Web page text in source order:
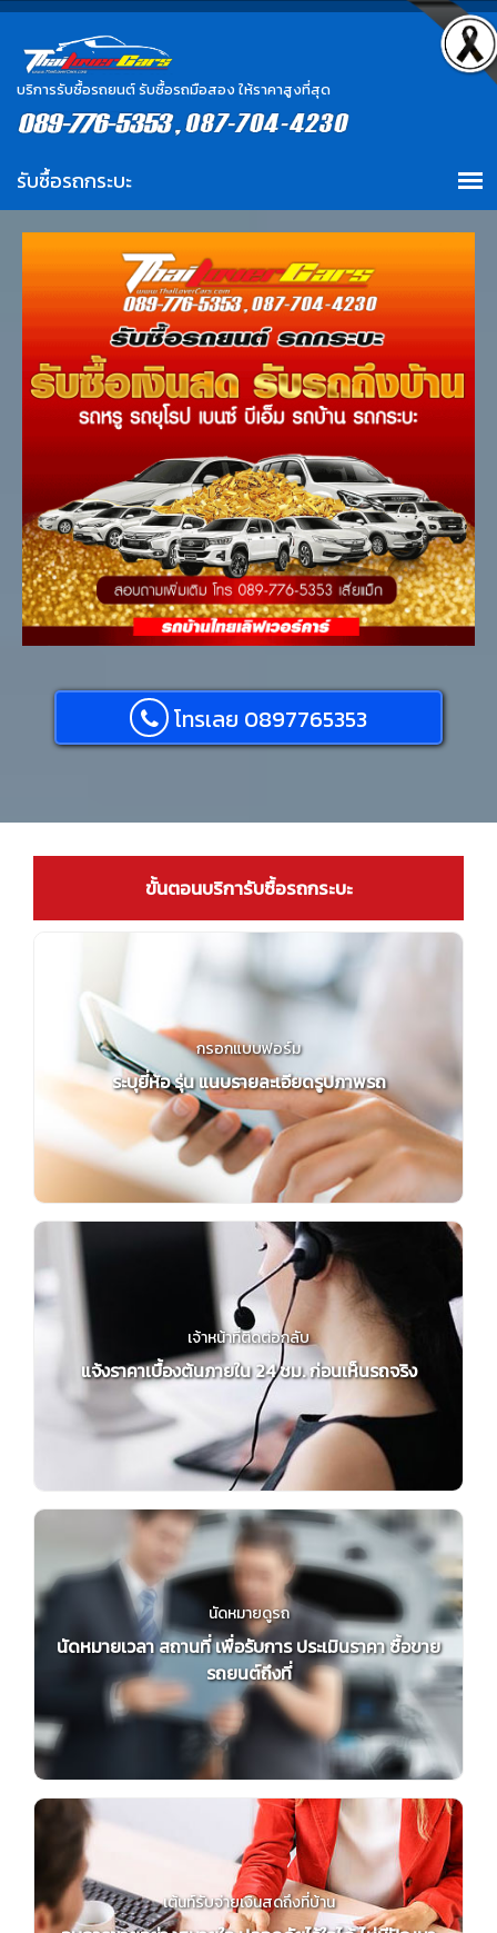
บริการรับซื้อรถยนต์ รับซื้อรถมือสอง ให้ราคาสูงที่สุด
โทรเลย 0897765353
ขั้นตอนบริการับซื้อรถกระบะ
กรอกแบบฟอร์ม
ระบุยี่ห้อ รุ่น แนบรายละเอียดรูปภาพรถ
เจ้าหน้าที่ติดต่อกลับ
แจ้งราคาเบื้องต้นภายใน 24 ชม. ก่อนเห็นรถจริง
นัดหมายดูรถ
นัดหมายเวลา สถานที่ เพื่อรับการ ประเมินราคา ซื้อขาย
รถยนต์ถึงที่
เต้นท์รับจ่ายเงินสดถึงที่บ้าน